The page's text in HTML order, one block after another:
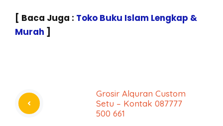
[ Baca Juga : Toko Buku Islam Lengkap &
Murah ]
Grosir Alquran Custom
Setu – Kontak 087777
500 661